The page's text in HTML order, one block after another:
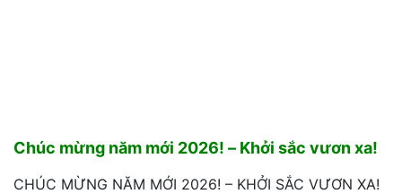
Chúc mừng năm mới 2026! – Khởi sắc vươn xa!
CHÚC MỪNG NĂM MỚI 2026! – KHỞI SẮC VƯƠN XA!